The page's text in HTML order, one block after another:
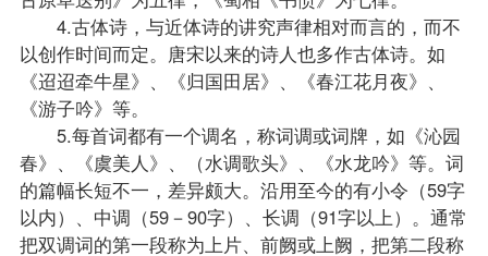
4.古体诗，与近体诗的讲究声律相对而言的，而不
以创作时间而定。唐宋以来的诗人也多作古体诗。如
《迢迢牵牛星》、《归国田居》、《春江花月夜》、
《游子吟》等。
5.每首词都有一个调名，称词调或词牌，如《沁园
春》、《虞美人》、（水调歌头》、《水龙吟》等。词
的篇幅长短不一，差异颇大。沿用至今的有小令（59字
以内）、中调（59－90字）、长调（91字以上）。通常
把双调词的第一段称为上片、前阙或上阙，把第二段称